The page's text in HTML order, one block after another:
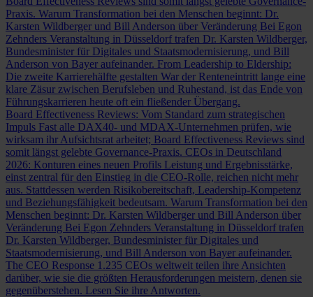
Praxis. Warum Transformation bei den Menschen beginnt: Dr.
Karsten Wildberger und Bill Anderson über Veränderung Bei Egon
Zehnders Veranstaltung in Düsseldorf trafen Dr. Karsten Wildberger,
Bundesminister für Digitales und Staatsmodernisierung, und Bill
Anderson von Bayer aufeinander. From Leadership to Eldership:
Die zweite Karrierehälfte gestalten War der Renteneintritt lange eine
klare Zäsur zwischen Berufsleben und Ruhestand, ist das Ende von
Führungskarrieren heute oft ein fließender Übergang.
Board Effectiveness Reviews: Vom Standard zum strategischen
Impuls Fast alle DAX40- und MDAX-Unternehmen prüfen, wie
wirksam ihr Aufsichtsrat arbeitet; Board Effectiveness Reviews sind
somit längst gelebte Governance-Praxis. CEOs in Deutschland
2026: Konturen eines neuen Profils Leistung und Ergebnisstärke,
einst zentral für den Einstieg in die CEO-Rolle, reichen nicht mehr
aus. Stattdessen werden Risikobereitschaft, Leadership-Kompetenz
und Beziehungsfähigkeit bedeutsam. Warum Transformation bei den
Menschen beginnt: Dr. Karsten Wildberger und Bill Anderson über
Veränderung Bei Egon Zehnders Veranstaltung in Düsseldorf trafen
Dr. Karsten Wildberger, Bundesminister für Digitales und
Staatsmodernisierung, und Bill Anderson von Bayer aufeinander.
The CEO Response 1.235 CEOs weltweit teilen ihre Ansichten
darüber, wie sie die größten Herausforderungen meistern, denen sie
gegenüberstehen. Lesen Sie ihre Antworten.